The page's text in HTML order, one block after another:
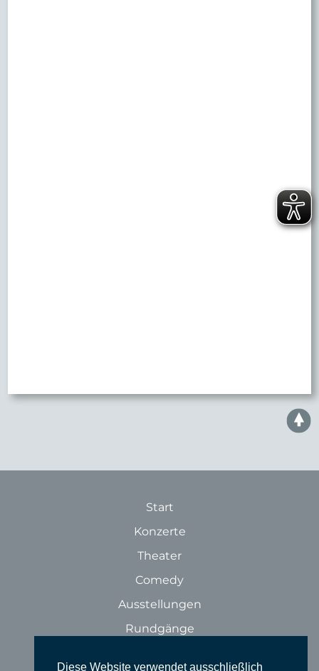
Start
Konzerte
Theater
Comedy
Ausstellungen
Rundgänge
Diese Website verwendet ausschließlich